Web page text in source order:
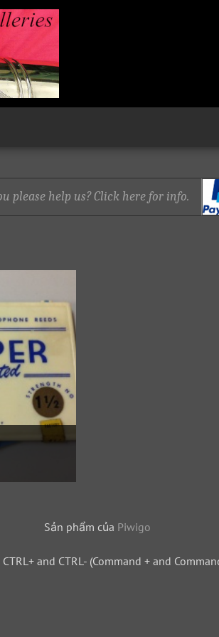
please help us? Click here for info.
Sản phẩm của Piwigo
and CTRL- (Command + and